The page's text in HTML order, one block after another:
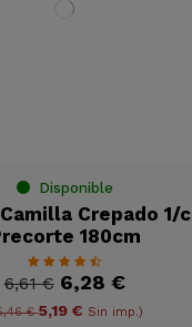
Disponible
Crepado 1/c
180cm
6,61 € 6,28 €
€5,19 € Sin imp.)